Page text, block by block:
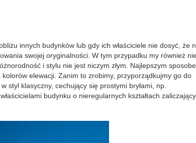
innych budynków lub gdy ich właściciele nie dosyć, że
swojej oryginalności. W tym przypadku my również
i stylu nie jest niczym złym. Najlepszym
elewacji. Zanim to zrobimy, przyporządkujmy go do
styl klasyczny, cechujący się prostymi bryłami, np.
budynku o nieregularnych kształtach